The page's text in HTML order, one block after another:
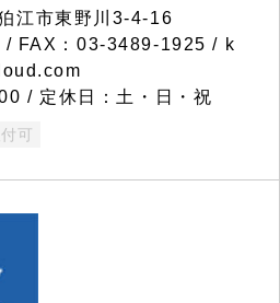
江市東野川3-4-16
FAX：03-3489-1925 / k
/ 定休日：土・日・祝
可